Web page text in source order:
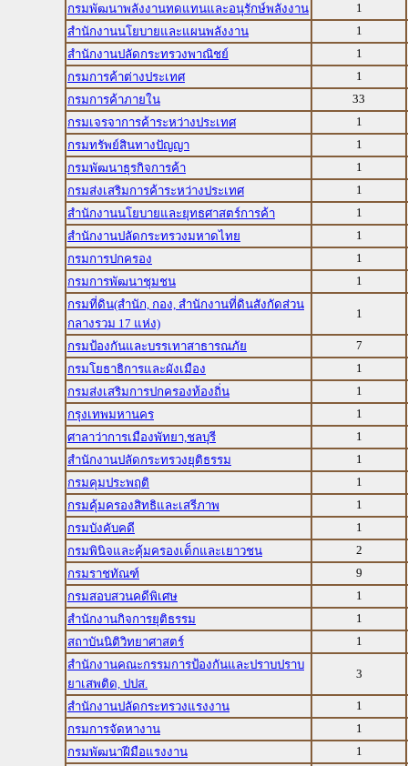
กรมพัฒนาพลังงานทดแทนและอนุรักษ์พลังงาน
1
สำนักงานนโยบายและแผนพลังงาน
1
สำนักงานปลัดกระทรวงพาณิชย์
1
กรมการค้าต่างประเทศ
1
กรมการค้าภายใน
33
กรมเจรจาการค้าระหว่างประเทศ
1
กรมทรัพย์สินทางปัญญา
1
กรมพัฒนาธุรกิจการค้า
1
กรมส่งเสริมการค้าระหว่างประเทศ
1
สำนักงานนโยบายและยุทธศาสตร์การค้า
1
สำนักงานปลัดกระทรวงมหาดไทย
1
กรมการปกครอง
1
กรมการพัฒนาชุมชน
1
กรมที่ดิน(สำนัก, กอง, สำนักงานที่ดินสังกัดส่วน
กลางรวม 17 แห่ง)
1
กรมป้องกันและบรรเทาสาธารณภัย
7
กรมโยธาธิการและผังเมือง
1
กรมส่งเสริมการปกครองท้องถิ่น
1
กรุงเทพมหานคร
1
ศาลาว่าการเมืองพัทยา,ชลบุรี
1
สำนักงานปลัดกระทรวงยุติธรรม
1
กรมคุมประพฤติ
1
กรมคุ้มครองสิทธิและเสรีภาพ
1
กรมบังคับคดี
1
กรมพินิจและคุ้มครองเด็กและเยาวชน
2
กรมราชทัณฑ์
9
กรมสอบสวนคดีพิเศษ
1
สำนักงานกิจการยุติธรรม
1
สถาบันนิติวิทยาศาสตร์
1
สำนักงานคณะกรรมการป้องกันและปราบปราบ
ยาเสพติด, ปปส.
3
สำนักงานปลัดกระทรวงแรงงาน
1
กรมการจัดหางาน
1
กรมพัฒนาฝีมือแรงงาน
1